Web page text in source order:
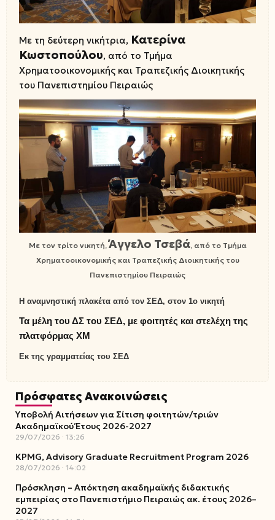
Με τη δεύτερη νικήτρια, Κατερίνα
Κωστοπούλου, από το Τμήμα
Χρηματοοικονομικής και Τραπεζικής Διοικητικής
του Πανεπιστημίου Πειραιώς
Με τον τρίτο νικητή,Άγγελο Τσεβά, από το Τμήμα
Χρηματοοικονομικής και Τραπεζικής Διοικητικής του
Πανεπιστημίου Πειραιώς
Η αναμνηστική πλακέτα από τον ΣΕΔ, στον 1ο νικητή
Τα μέλη του ΔΣ του ΣΕΔ, με φοιτητές και στελέχη της
πλατφόρμας ΧΜ
Εκ της γραμματείας του ΣΕΔ
Πρόσφατες Ανακοινώσεις
Υποβολή Αιτήσεων για Σίτιση φοιτητών/τριών
Ακαδημαϊκού Έτους 2026-2027
29/07/2026 13:26
KPMG, Advisory Graduate Recruitment Program 2026
28/07/2026 14:02
Πρόσκληση – Απόκτηση ακαδημαϊκής διδακτικής
εμπειρίας στο Πανεπιστήμιο Πειραιώς ακ. έτους 2026–
2027